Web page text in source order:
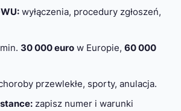
wyłączenia, procedury zgłoszeń,
30 000 eurow Europie, 60 000
przewlekłe, sporty, anulacja.
zapisz numer i warunki